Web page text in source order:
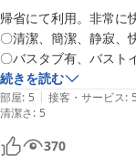
一方で、朝食会場で
しまい申し訳ござい
いただいたご意見を
に努めてまいります。
また品川駅へお越し
スタッフ一同、また
帰省にて利用。非常に
〇清潔、簡潔、静寂、
〇バスタブ有、バスト
〇パジャマの着心地が良
〇ベッドの硬さ、広さ
〇空気清浄機有
〇部屋ごとの独立空調
〇一階にロイヤルホスト
続きを読む
部屋: 5 | 接客・サービス: 5
清潔さ: 5
370